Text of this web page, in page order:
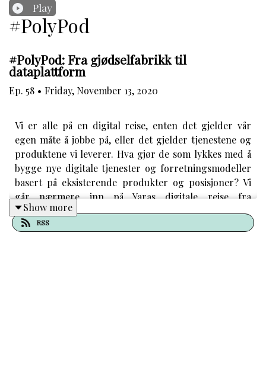
Play
#PolyPod
#PolyPod: Fra gjødselfabrikk til
dataplattform
Ep. 58 • Friday, November 13, 2020
Vi er alle på en digital reise, enten det gjelder vår
egen måte å jobbe på, eller det gjelder tjenestene og
produktene vi leverer. Hva gjør de som lykkes med å
bygge nye digitale tjenester og forretningsmodeller
basert på eksisterende produkter og posisjoner? Vi
går nærmere inn på Yaras digitale reise fra
gjødselfabrikk til dataplattform. Lytt til samtalen
mellom:
Show more
RSS